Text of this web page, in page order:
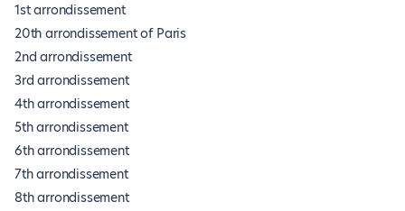
1st arrondissement
20th arrondissement of Paris
2nd arrondissement
3rd arrondissement
4th arrondissement
5th arrondissement
6th arrondissement
7th arrondissement
8th arrondissement